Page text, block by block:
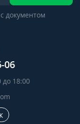
документом
06
8:00 до 18:00